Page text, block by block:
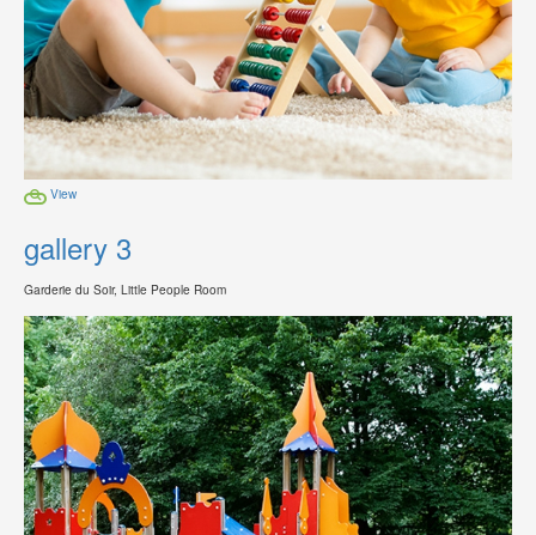
View
gallery 3
Garderie du Soir, Little People Room